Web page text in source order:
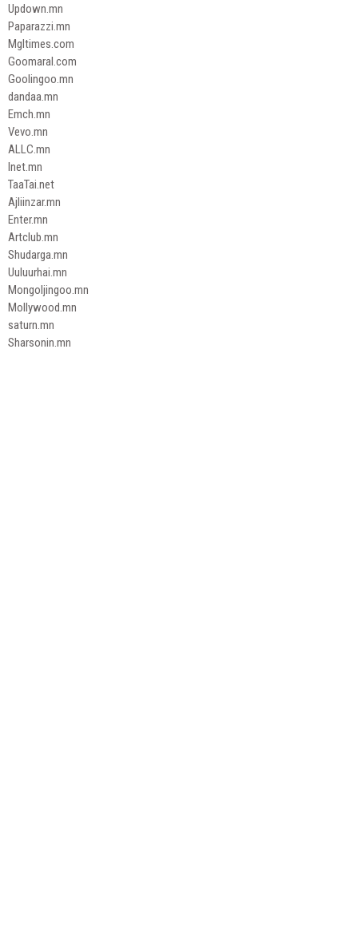
Updown.mn
Paparazzi.mn
Mgltimes.com
Goomaral.com
Goolingoo.mn
dandaa.mn
Emch.mn
Vevo.mn
ALLC.mn
Inet.mn
TaaTai.net
Ajliinzar.mn
Enter.mn
Artclub.mn
Shudarga.mn
Uuluurhai.mn
Mongoljingoo.mn
Mollywood.mn
saturn.mn
Sharsonin.mn